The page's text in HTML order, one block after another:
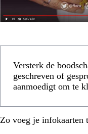
Versterk de
geschreven of
aanmoedigt om te
Zo voeg je infokaarten